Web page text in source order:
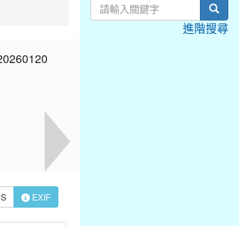
S EXIF
進階搜尋